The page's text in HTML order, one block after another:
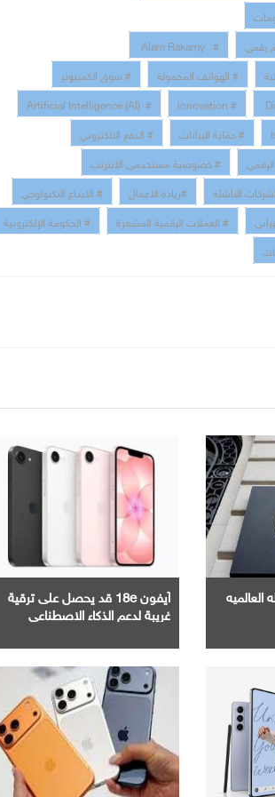
رقمي
# Alam Rakamy
# الهواتف المحمولة
# سوق الكمبيوتر
# innovation
# Artificial Intelligence (AI)
# حماية البيانات
# الدفع الالكتروني
# خصوصية مستخدمى الانترنت
الناشئة #ريادة الاعمال
# الابداع التكنولوجي
# العملات الرقمية المشفرة
# الحكومة الإلكترونية
آيفون 18e قد يحصل على ترقية
غريبة لدعم الذكاء الاصطناعي